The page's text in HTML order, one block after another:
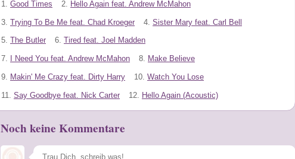
1. Good Times 2. Hello Again feat. Andrew McMahon
3. Trying To Be Me feat. Chad Kroeger 4. Sister Mary feat. Carl Bell
5. The Butler 6. Tired feat. Joel Madden
7. I Need You feat. Andrew McMahon 8. Make Believe
9. Makin' Me Crazy feat. Dirty Harry 10. Watch You Lose
11. Say Goodbye feat. Nick Carter 12. Hello Again (Acoustic)
Noch keine Kommentare